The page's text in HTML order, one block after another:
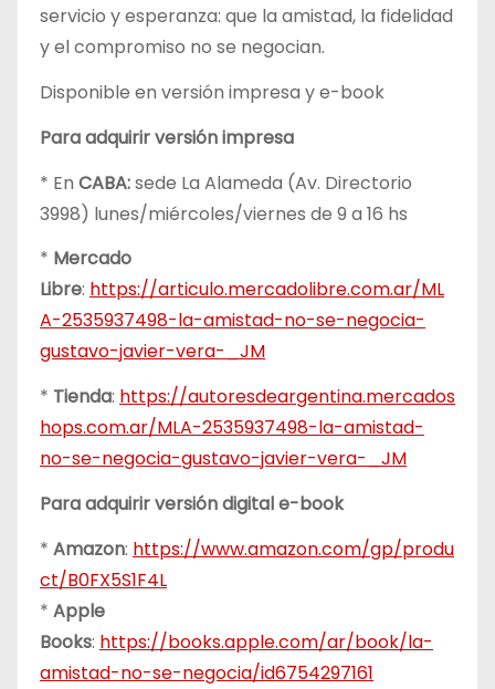
servicio y esperanza: que la amistad, la fidelidad
y el compromiso no se negocian.
Disponible en versión impresa y e-book
Para adquirir versión impresa
* En CABA:sede La Alameda (Av. Directorio
3998) lunes/miércoles/viernes de 9 a 16 hs
* Mercado
Libre: https://articulo.mercadolibre.com.ar/ML
A-2535937498-la-amistad-no-se-negocia-
gustavo-javier-vera-_JM
* Tienda: https://autoresdeargentina.mercados
hops.com.ar/MLA-2535937498-la-amistad-
no-se-negocia-gustavo-javier-vera-_JM
Para adquirir versión digital e-book
* Amazon: https://www.amazon.com/gp/produ
ct/B0FX5S1F4L
* Apple
Books: https://books.apple.com/ar/book/la-
amistad-no-se-negocia/id6754297161